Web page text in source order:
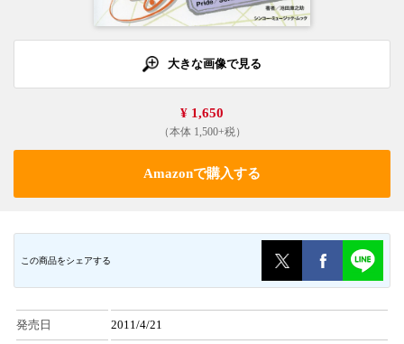
大きな画像で見る
¥ 1,650
（本体 1,500+税）
Amazonで購入する
この商品をシェアする
発売日 2011/4/21